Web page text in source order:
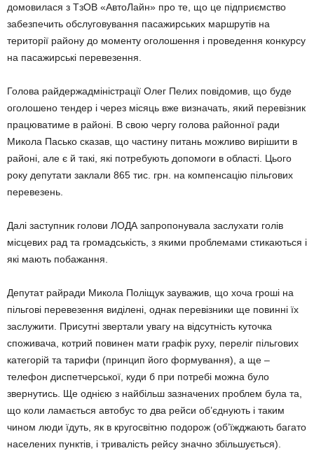
домовилася з ТзОВ «АвтоЛайн» про те, що це підприємство
забезпечить обслуговування пасажирських маршрутів на
території району до моменту оголошення і проведення конкурсу
на пасажирські перевезення.
Голова райдержадміністрації Олег Пелих повідомив, що буде
оголошено тендер і через місяць вже визначать, який перевізник
працюватиме в районі. В свою чергу голова районної ради
Микола Пасько сказав, що частину питань можливо вирішити в
районі, але є й такі, які потребують допомоги в області. Цього
року депутати заклали 865 тис. грн. на компенсацію пільгових
перевезень.
Далі заступник голови ЛОДА запропонувала заслухати голів
місцевих рад та громадськість, з якими проблемами стикаються і
які мають побажання.
Депутат райради Микола Поліщук зауважив, що хоча гроші на
пільгові перевезення виділені, однак перевізники ще повинні їх
заслужити. Присутні звертали увагу на відсутність куточка
споживача, котрий повинен мати графік руху, переліг пільгових
категорій та тарифи (принцип його формування), а ще –
телефон диспетчерської, куди б при потребі можна було
звернутись. Ще однією з найбільш зазначених проблем була та,
що коли ламається автобус то два рейси об’єднують і таким
чином люди їдуть, як в кругосвітню подорож (об’їжджають багато
населених пунктів, і тривалість рейсу значно збільшується).